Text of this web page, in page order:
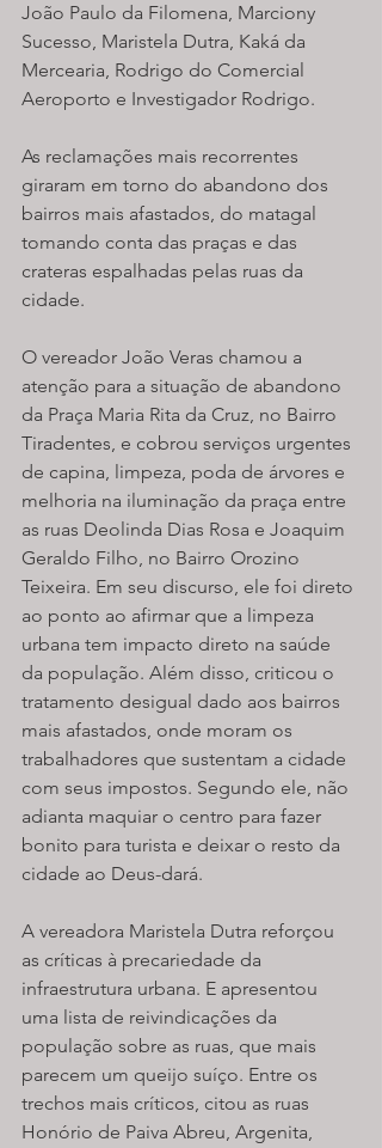
João Paulo da Filomena, Marciony
Sucesso, Maristela Dutra, Kaká da
Mercearia, Rodrigo do Comercial
Aeroporto e Investigador Rodrigo.
As reclamações mais recorrentes
giraram em torno do abandono dos
bairros mais afastados, do matagal
tomando conta das praças e das
crateras espalhadas pelas ruas da
cidade.
O vereador João Veras chamou a
atenção para a situação de abandono
da Praça Maria Rita da Cruz, no Bairro
Tiradentes, e cobrou serviços urgentes
de capina, limpeza, poda de árvores e
melhoria na iluminação da praça entre
as ruas Deolinda Dias Rosa e Joaquim
Geraldo Filho, no Bairro Orozino
Teixeira. Em seu discurso, ele foi direto
ao ponto ao afirmar que a limpeza
urbana tem impacto direto na saúde
da população. Além disso, criticou o
tratamento desigual dado aos bairros
mais afastados, onde moram os
trabalhadores que sustentam a cidade
com seus impostos. Segundo ele, não
adianta maquiar o centro para fazer
bonito para turista e deixar o resto da
cidade ao Deus-dará.
A vereadora Maristela Dutra reforçou
as críticas à precariedade da
infraestrutura urbana. E apresentou
uma lista de reivindicações da
população sobre as ruas, que mais
parecem um queijo suíço. Entre os
trechos mais críticos, citou as ruas
Honório de Paiva Abreu, Argenita,